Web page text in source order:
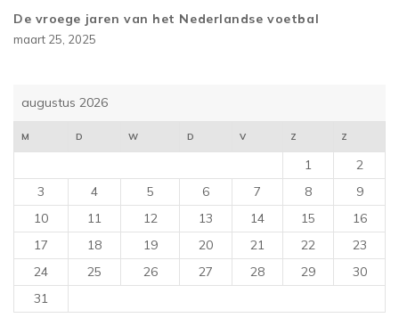
De vroege jaren van het Nederlandse voetbal
maart 25, 2025
augustus 2026
M D W D V Z Z
1
2
3
4 5 6 7 8
9
10
11 12 13 14 15
16
17
18 19 20 21 22
23
24
25 26 27 28 29
30
31